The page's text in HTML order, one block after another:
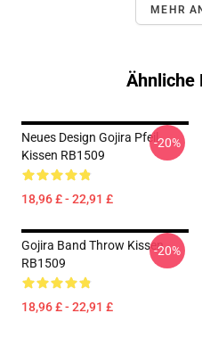
MEHR
Ähnliche
Neues Design Gojira Pfeil
Kissen RB1509
18,96 £ - 22,91 £
-20%
Gojira Band Throw Kissen
RB1509
18,96 £ - 22,91 £
-20%